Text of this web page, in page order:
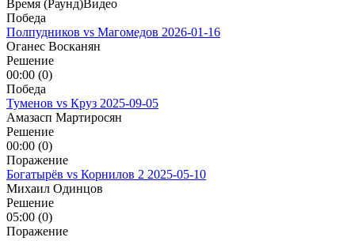
Время (Раунд)Видео
Победа
Полпудников vs Магомедов 2026-01-16
Оганес Восканян
Решение
00:00 (0)
Победа
Туменов vs Круз 2025-09-05
Амазасп Мартиросян
Решение
00:00 (0)
Поражение
Богатырёв vs Корнилов 2 2025-05-10
Михаил Одинцов
Решение
05:00 (0)
Поражение